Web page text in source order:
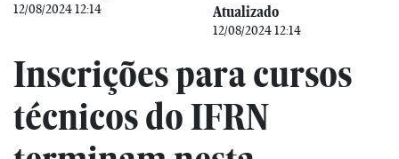
12/08/2024 12:14 Atualizado
12/08/2024 12:14
Inscrições para cursos
técnicos do IFRN